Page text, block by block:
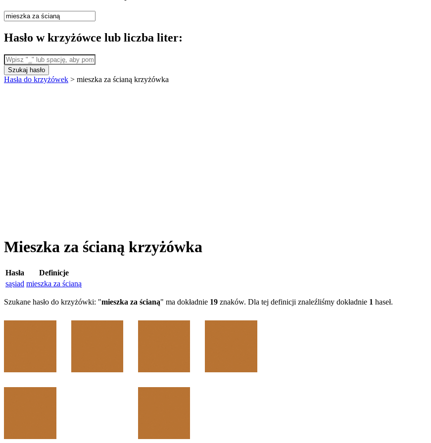
Hasło w krzyżówce lub liczba liter:
Szukaj hasło
Hasła do krzyżówek > mieszka za ścianą krzyżówka
Mieszka za ścianą krzyżówka
Hasła
Definicje
sąsiad mieszka za ścianą
Szukane hasło do krzyżówki: "mieszka za ścianą" ma dokładnie 19 znaków. Dla tej definicji znaleźliśmy dokładnie 1 haseł.